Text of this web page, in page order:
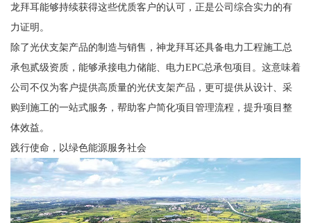
龙拜耳能够持续获得这些优质客户的认可，正是公司综合实力的有
力证明。
除了光伏支架产品的制造与销售，神龙拜耳还具备电力工程施工总
承包贰级资质，能够承接电力储能、电力EPC总承包项目。这意味着
公司不仅为客户提供高质量的光伏支架产品，更可提供从设计、采
购到施工的一站式服务，帮助客户简化项目管理流程，提升项目整
体效益。
践行使命，以绿色能源服务社会